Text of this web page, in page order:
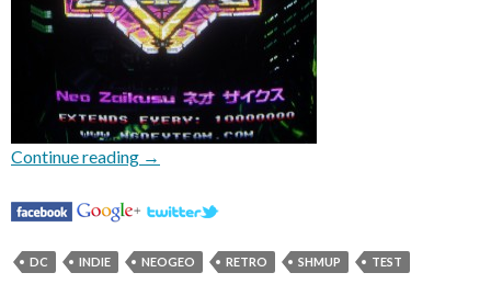
Continue reading Neo Xyx
→
DC INDIE NEOGEO RETRO SHMUP TEST